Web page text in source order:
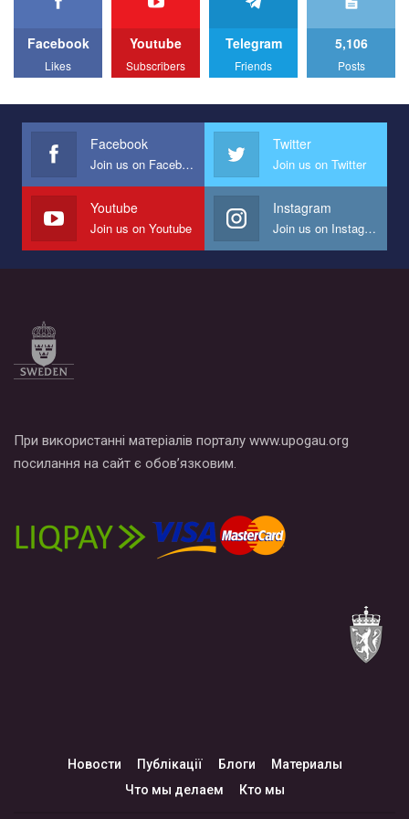
All you have to do is to press "Like" below the video.
Эмоционально сильный ролик от команды "Гей-альянс
представляющий программу развития организации.
Мы просим вас поддержать нас и помочь нам реализовать
наш план по борьбе с насилием и дискриминацией на почве
СОГИ в Украине.
Все, что вам нужно сделать - это зайти на наш канал YouTube
по этой ссылке и поставить лайк под видео.
Facebook
Likes
Youtube
Subscribers
Telegram
Friends
5,106
Posts
Facebook
Join us on Facebook
Twitter
Join us on Twitter
Youtube
Join us on Youtube
Instagram
Join us on Instagram
При використанні матеріалів порталу www.upogau.org
посилання на сайт є обов’язковим.
Новости Публікації Блоги
Материалы
Что мы делаем
Кто мы